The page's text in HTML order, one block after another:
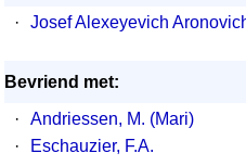
· Josef Alexeyevich
Bevriend met:
·
Andriessen, M. (Mari)
·
Eschauzier, F.A.